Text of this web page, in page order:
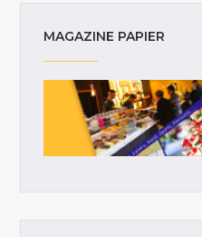
MAGAZINE PAPIER